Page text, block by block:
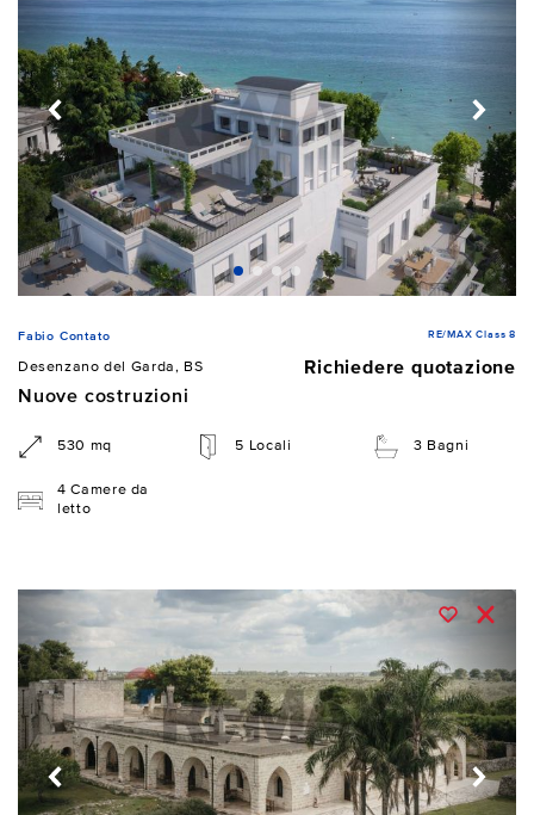
Fabio Contato RE/MAX Class 8
Desenzano del Garda, BS
Richiedere quotazione
Nuove costruzioni
530 mq 5 Locali 3 Bagni
4 Camere da
letto